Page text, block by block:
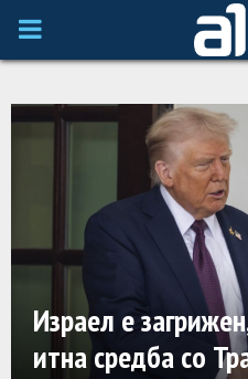
P
A
RИзраел e
итна средба со